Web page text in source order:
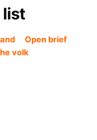
list
Open brief
volk